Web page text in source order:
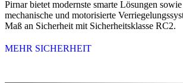
Pirnar bietet modernste smarte Lösungen
mechanische und motorisierte
Maß an Sicherheit mit Sicherheitsklasse RC2.
MEHR SICHERHEIT